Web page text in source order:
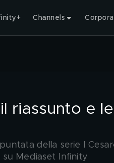
Channels
riassunto e
della serie I
su Mediaset Infinity